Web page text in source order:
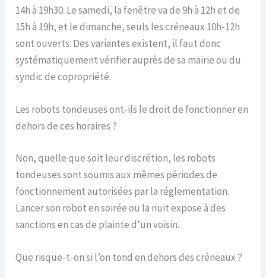
14h à 19h30. Le samedi, la fenêtre va de 9h à 12h et de
15h à 19h, et le dimanche, seuls les créneaux 10h-12h
sont ouverts. Des variantes existent, il faut donc
systématiquement vérifier auprès de sa mairie ou du
syndic de copropriété.
Les robots tondeuses ont-ils le droit de fonctionner en
dehors de ces horaires ?
Non, quelle que soit leur discrétion, les robots
tondeuses sont soumis aux mêmes périodes de
fonctionnement autorisées par la réglementation.
Lancer son robot en soirée ou la nuit expose à des
sanctions en cas de plainte d’un voisin.
Que risque-t-on si l’on tond en dehors des créneaux ?